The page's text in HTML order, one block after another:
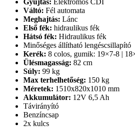
Váltó: Fél automata
Meghajtás: Lánc
Első fék: hidraulikus fék
Hátsó fék: Hidraulikus fék
Minőséges állítható lengéscsillapító
Kerék: 8 colos, gumik: 19×7-8 |
Ülésmagasság: 82 cm
Súly: 99 kg
Max terhelhetőség: 150 kg
Méretek: 1510x820x1010 mm
Akkumulátor: 12V 6,5 Ah
Távirányító
Benzíncsap
2x kulcs